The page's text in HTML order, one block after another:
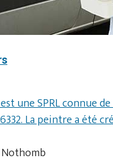
une SPRL connue de
La peintre a été